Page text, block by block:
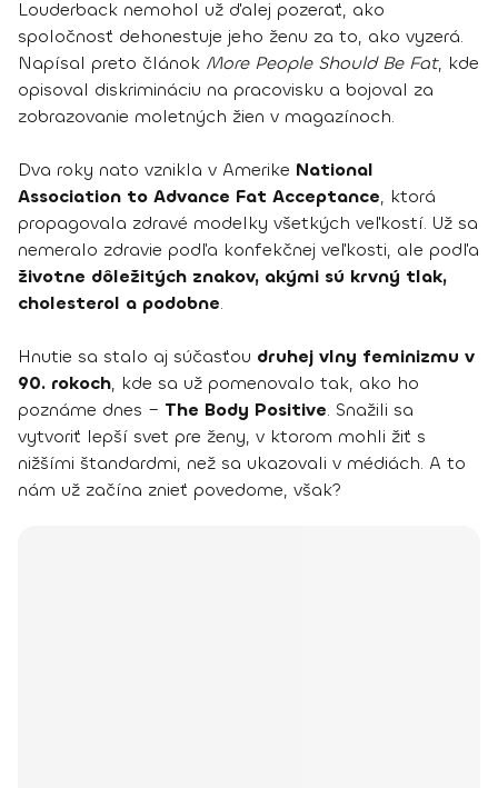
Louderback nemohol už ďalej pozerať, ako
spoločnosť dehonestuje jeho ženu za to, ako vyzerá.
Napísal preto článok More People Should Be Fat, kde
opisoval diskrimináciu na pracovisku a bojoval za
zobrazovanie moletných žien v magazínoch.
Dva roky nato vznikla v Amerike National
Association to Advance Fat Acceptance, ktorá
propagovala zdravé modelky všetkých veľkostí. Už sa
nemeralo zdravie podľa konfekčnej veľkosti, ale podľa
životne dôležitých znakov, akými sú krvný tlak,
cholesterol a podobne.
Hnutie sa stalo aj súčasťou druhej vlny feminizmu v
90. rokoch, kde sa už pomenovalo tak, ako ho
poznáme dnes – The Body Positive. Snažili sa
vytvoriť lepší svet pre ženy, v ktorom mohli žiť s
nižšími štandardmi, než sa ukazovali v médiách. A to
nám už začína znieť povedome, však?